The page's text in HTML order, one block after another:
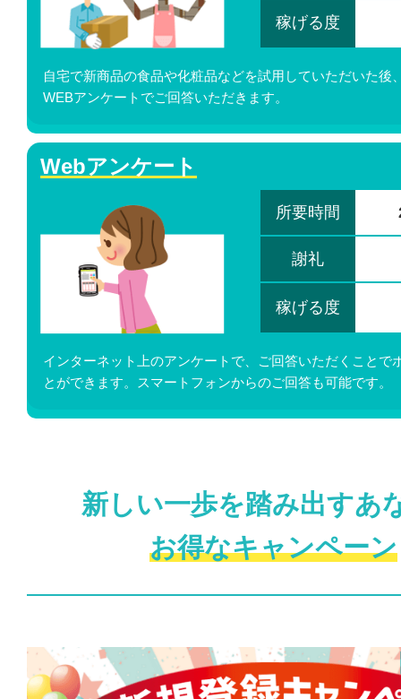
稼げる度
自宅で新商品の食品や化粧品などを試用していただいた後
WEBアンケートでご回答いただきます。
Webアンケート
所要時間
謝礼
稼げる度
インターネット上のアンケートで、ご回答いただくことで
とができます。スマートフォンからのご回答も可能です。
新しい一歩を踏み出すあ
お得なキャンペーン